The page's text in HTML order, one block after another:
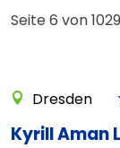
Seite 6 von 1029
Dresden
Kyrill Aman